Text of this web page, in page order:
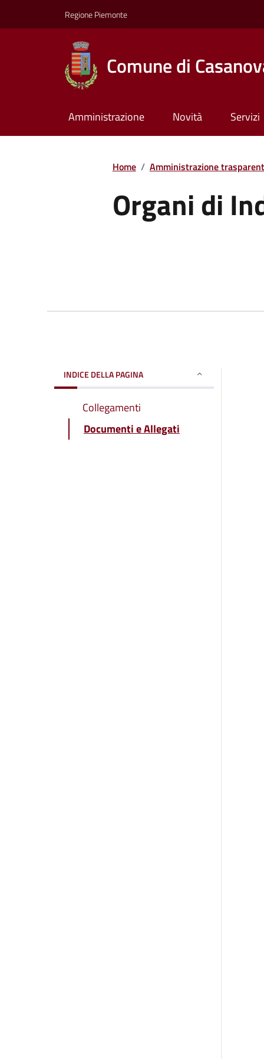
Regione Piemonte
Comune di
Amministrazione Novità Servizi
Home / Amministrazione
Organi di
INDICE DELLA PAGINA
Collegamenti
Documenti e Allegati